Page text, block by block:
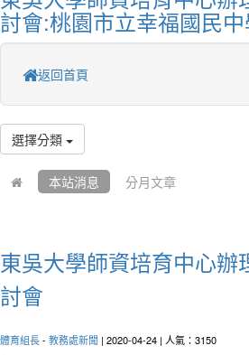
討會:桃園市立幸福國民
返回首頁
選擇分類
本站消息 分月文章
東吳大學師資培育中心
討會
體育組長- 教務處新聞 | 2020-04-24 | 人氣：3150